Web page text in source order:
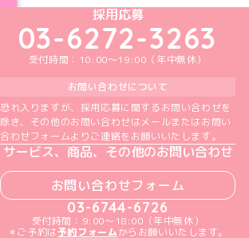
めいどりーみんTikTok公式ア
めいどりーみんX公式ア
めいどりーみん
めいどりーみ
めいど
採用応募
03-6272-3263
受付時間：10:00～19:00（年中無休）
お問い合わせについて
恐れ入りますが、採用応募に関するお問い合わせを
除き、その他のお問い合わせはメールまたはお問い
合わせフォームよりご連絡をお願いいたします。
サービス、商品、その他のお問い合わせ
お問い合わせフォーム
03-6744-6726
受付時間：9:00～18:00（年中無休）
＊ご予約は予約フォームからお願いいたします。